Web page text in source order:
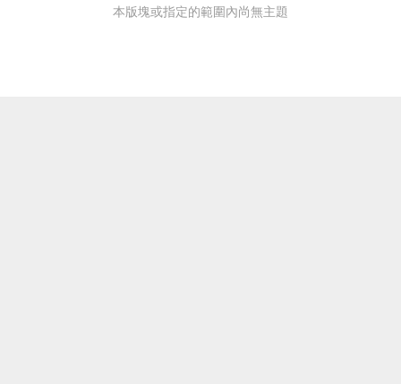
本版塊或指定的範圍內尚無主題